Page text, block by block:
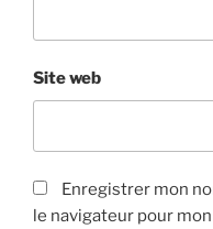
Site web
Enregistrer mon
le navigateur pour